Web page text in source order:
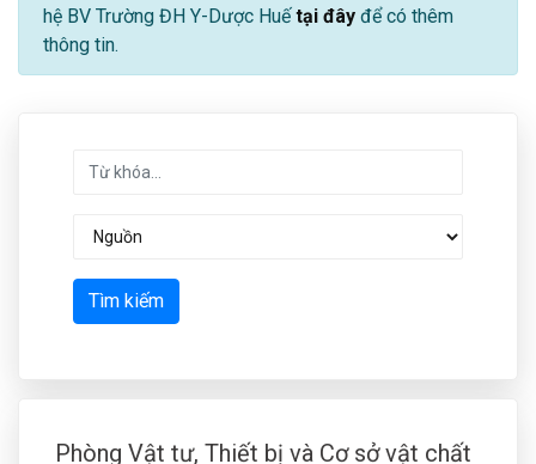
hệ BV Trường ĐH Y-Dược Huếtại đây để có thêm
thông tin.
Tìm kiếm
Phòng Vật tư, Thiết bị và Cơ sở vật chất